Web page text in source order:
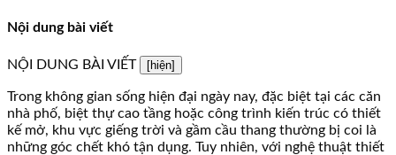
Nội dung bài viết
NỘI DUNG BÀI VIẾT [hiện]
Trong không gian sống hiện đại ngày nay, đặc biệt tại các căn
nhà phố, biệt thự cao tầng hoặc công trình kiến trúc có thiết
kế mở, khu vực giếng trời và gầm cầu thang thường bị coi là
những góc chết khó tận dụng. Tuy nhiên, với nghệ thuật thiết